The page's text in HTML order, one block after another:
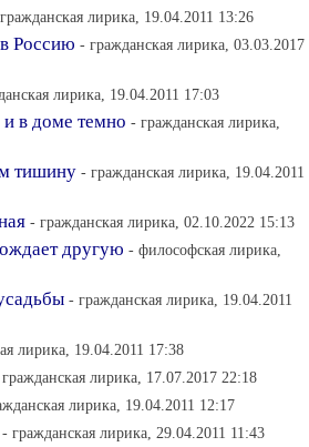
лирика, 19.04.2011 13:26
Россию - гражданская лирика, 03.03.2017
лирика, 19.04.2011 17:03
в доме темно - гражданская лирика,
тишину - гражданская лирика, 19.04.2011
- гражданская лирика, 02.10.2022 15:13
другую - философская лирика,
- гражданская лирика, 19.04.2011
лирика, 19.04.2011 17:38
лирика, 17.07.2017 22:18
лирика, 19.04.2011 12:17
- гражданская лирика, 29.04.2011 11:43